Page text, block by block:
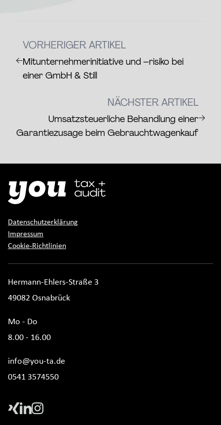
←
VORHERIGER ARTIKEL
Mitunternehmerinitiative und –risiko bei
einer GmbH & Still
NÄCHSTER ARTIKEL
Umsatzsteuerliche Behandlung einer
Garantiezusage beim Gebrauchtwagenkauf
→
Datenschutzerklärung
Impressum
Cookie-Richtlinien
Hermann-Ehlers-Straße 3
49082 Osnabrück
Mo - Do
8.00 - 16.00
info@you-ta.de
0541 3574550